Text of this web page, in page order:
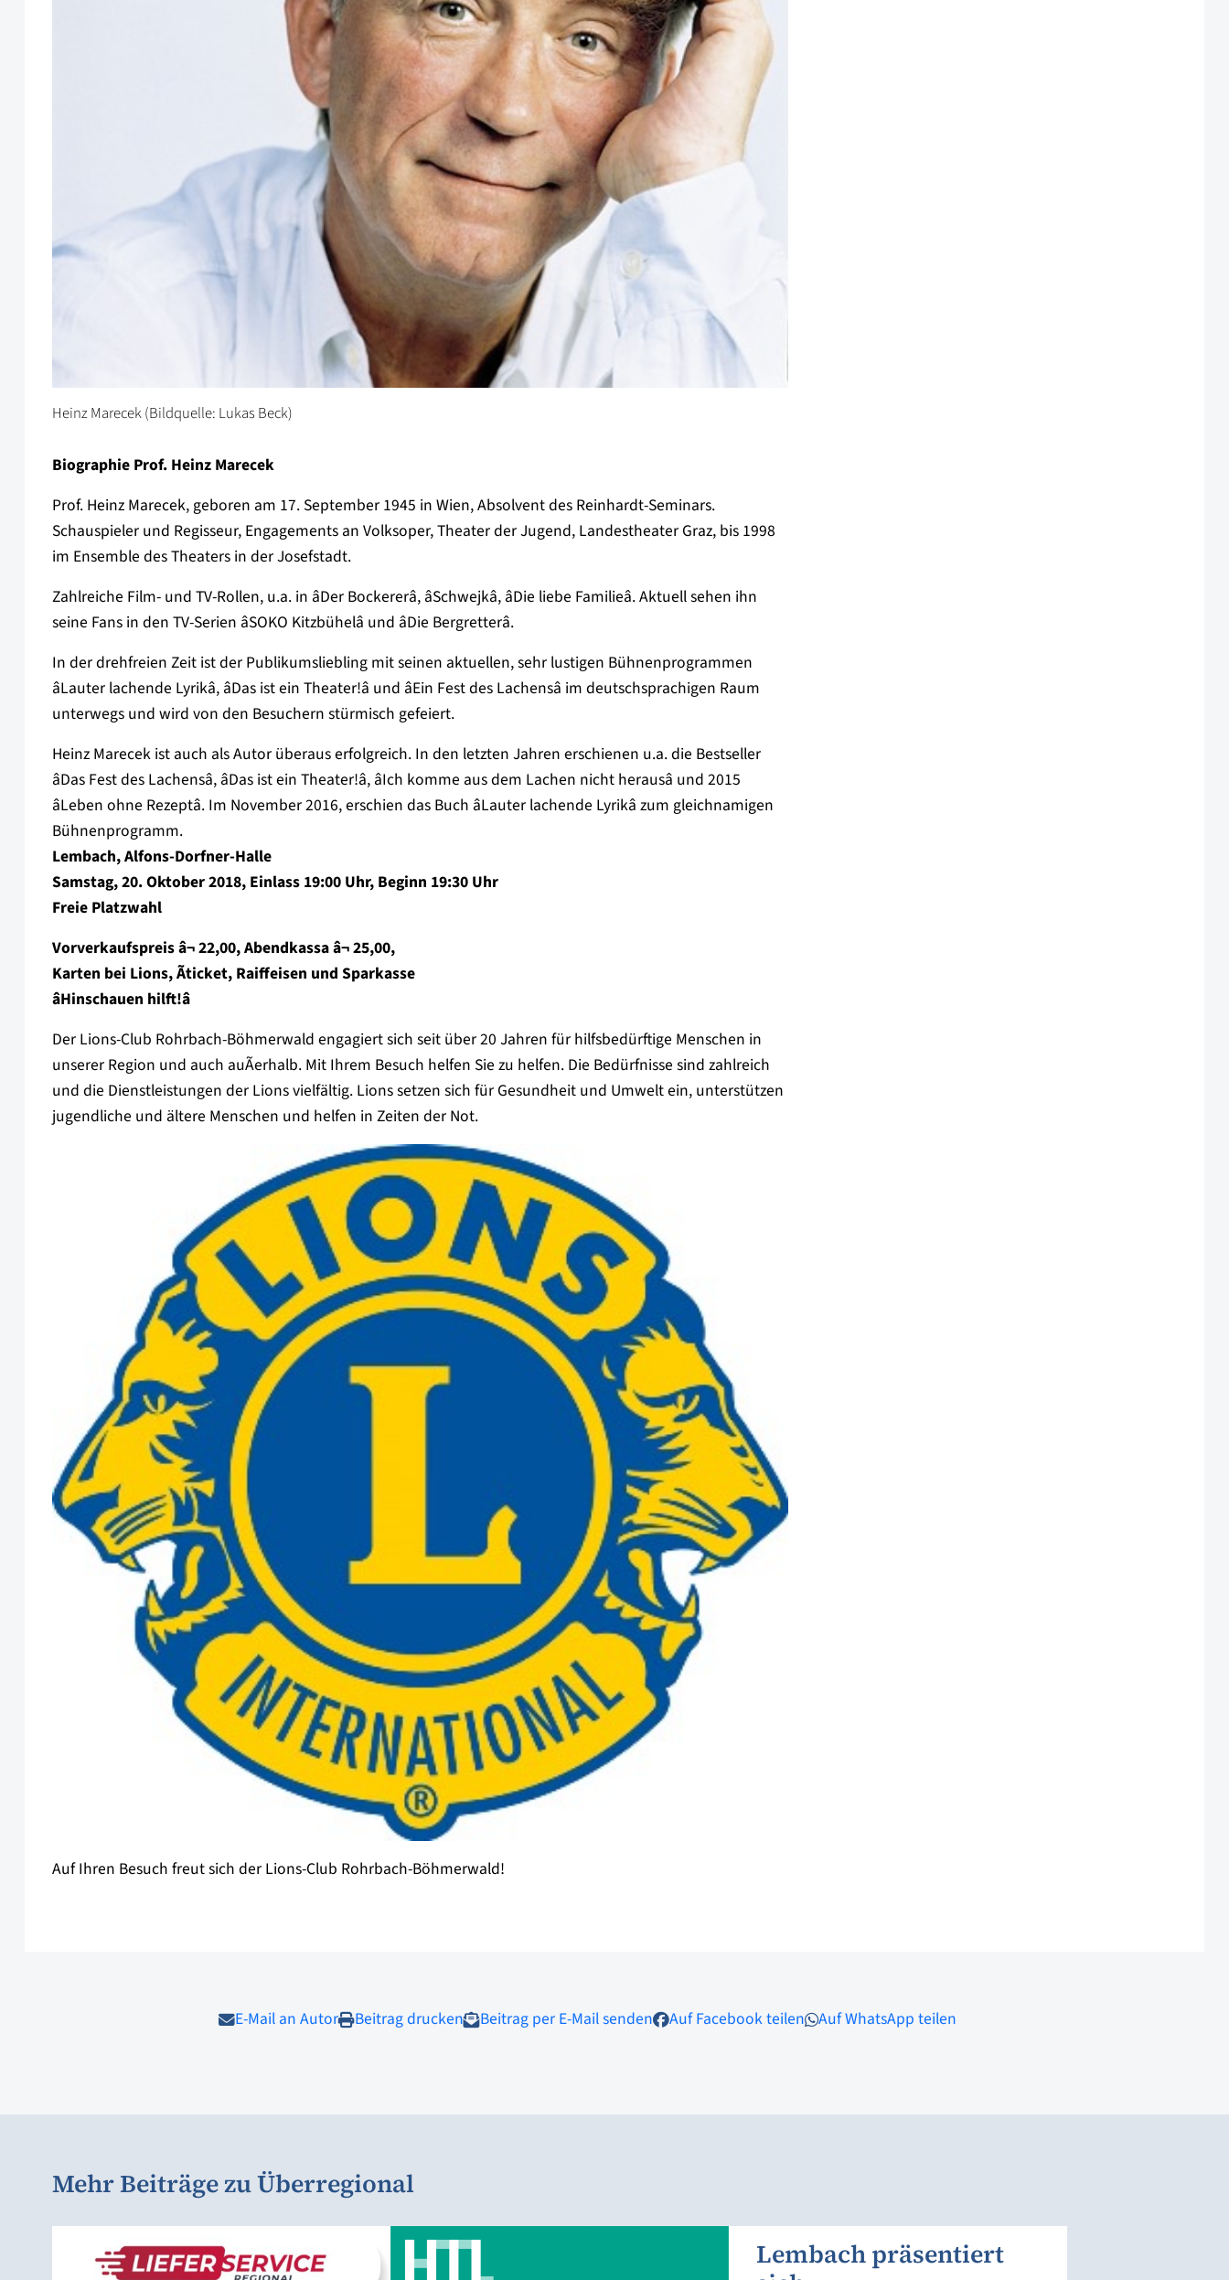
Heinz Marecek (Bildquelle: Lukas Beck)
Biographie Prof. Heinz Marecek
Prof. Heinz Marecek, geboren am 17. September 1945 in Wien, Absolvent des Reinhardt-Seminars.
Schauspieler und Regisseur, Engagements an Volksoper, Theater der Jugend, Landestheater Graz, bis 1998
im Ensemble des Theaters in der Josefstadt.
Zahlreiche Film- und TV-Rollen, u.a. in âDer Bockererâ, âSchwejkâ, âDie liebe Familieâ. Aktuell sehen ihn
seine Fans in den TV-Serien âSOKO Kitzbühelâ und âDie Bergretterâ.
In der drehfreien Zeit ist der Publikumsliebling mit seinen aktuellen, sehr lustigen Bühnenprogrammen
âLauter lachende Lyrikâ, âDas ist ein Theater!â und âEin Fest des Lachensâ im deutschsprachigen Raum
unterwegs und wird von den Besuchern stürmisch gefeiert.
Heinz Marecek ist auch als Autor überaus erfolgreich. In den letzten Jahren erschienen u.a. die Bestseller
âDas Fest des Lachensâ, âDas ist ein Theater!â, âIch komme aus dem Lachen nicht herausâ und 2015
âLeben ohne Rezeptâ. Im November 2016, erschien das Buch âLauter lachende Lyrikâ zum gleichnamigen
Bühnenprogramm.
Lembach, Alfons-Dorfner-Halle
Samstag, 20. Oktober 2018, Einlass 19:00 Uhr, Beginn 19:30 Uhr
Freie Platzwahl
Vorverkaufspreis â¬ 22,00, Abendkassa â¬ 25,00,
Karten bei Lions, Ãticket, Raiffeisen und Sparkasse
âHinschauen hilft!â
Der Lions-Club Rohrbach-Böhmerwald engagiert sich seit über 20 Jahren für hilfsbedürftige Menschen in
unserer Region und auch auÃerhalb. Mit Ihrem Besuch helfen Sie zu helfen. Die Bedürfnisse sind zahlreich
und die Dienstleistungen der Lions vielfältig. Lions setzen sich für Gesundheit und Umwelt ein, unterstützen
jugendliche und ältere Menschen und helfen in Zeiten der Not.
Auf Ihren Besuch freut sich der Lions-Club Rohrbach-Böhmerwald!
E-Mail an Autor Beitrag drucken Beitrag per E-Mail senden Auf Facebook teilen Auf WhatsApp teilen
Mehr Beiträge zu Überregional
Lembach präsentiert